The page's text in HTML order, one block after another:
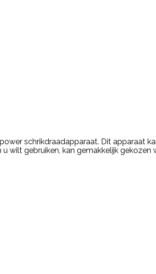
schrikdraadapparaat. Dit apparaat
wilt gebruiken, kan gemakkelijk